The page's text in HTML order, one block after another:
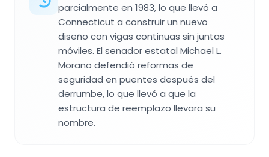
parcialmente en 1983, lo que llevó a
Connecticut a construir un nuevo
diseño con vigas continuas sin juntas
móviles. El senador estatal Michael L.
Morano defendió reformas de
seguridad en puentes después del
derrumbe, lo que llevó a que la
estructura de reemplazo llevara su
nombre.